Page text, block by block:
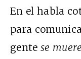
En el habla
para
gentese muere